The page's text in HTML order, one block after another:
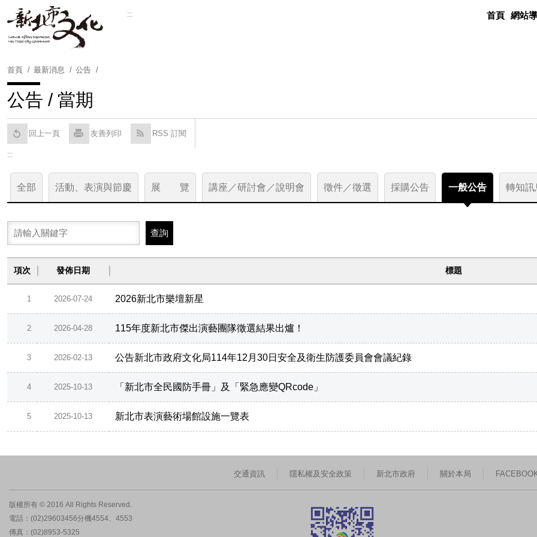
::: 首頁 網站
首頁 最新消息 公告
公告 / 當期
回上一頁 友善列印 RSS 訂閱
:::
全部 活動、表演與節慶 展 覽 講座／研討會／說明會 徵件／徵選 採購公告 一般公告 轉知訊
項次 發佈日期 標題
1 2026-07-24 2026新北市樂壇新星
2 2026-04-28 115年度新北市傑出演藝團隊徵選結果出爐！
3 2026-02-13 公告新北市政府文化局114年12月30日安全及衛生防護委員會會議紀錄
4 2025-10-13 「新北市全民國防手冊」及「緊急應變QRcode」
5 2025-10-13 新北市表演藝術場館設施一覽表
交通資訊 隱私權及安全政策 新北市政府 關於本局
版權所有 © 2016 All Rights Reserved.
電話：(02)29603456分機4554、4553
傳真：(02)8953-5325